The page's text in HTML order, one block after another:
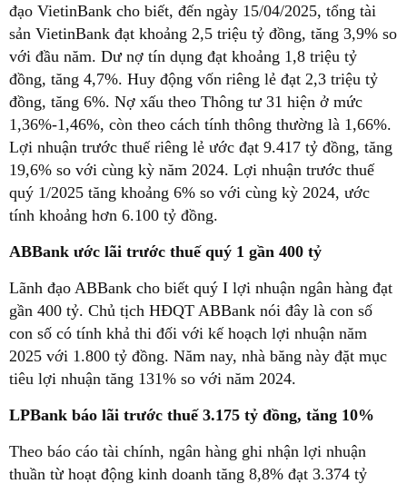
đạo VietinBank cho biết, đến ngày 15/04/2025, tổng tài
sản VietinBank đạt khoảng 2,5 triệu tỷ đồng, tăng 3,9% so
với đầu năm. Dư nợ tín dụng đạt khoảng 1,8 triệu tỷ
đồng, tăng 4,7%. Huy động vốn riêng lẻ đạt 2,3 triệu tỷ
đồng, tăng 6%. Nợ xấu theo Thông tư 31 hiện ở mức
1,36%-1,46%, còn theo cách tính thông thường là 1,66%.
Lợi nhuận trước thuế riêng lẻ ước đạt 9.417 tỷ đồng, tăng
19,6% so với cùng kỳ năm 2024. Lợi nhuận trước thuế
quý 1/2025 tăng khoảng 6% so với cùng kỳ 2024, ước
tính khoảng hơn 6.100 tỷ đồng.
ABBank ước lãi trước thuế quý 1 gần 400 tỷ
Lãnh đạo ABBank cho biết quý I lợi nhuận ngân hàng đạt
gần 400 tỷ. Chủ tịch HĐQT ABBank nói đây là con số
con số có tính khả thi đối với kế hoạch lợi nhuận năm
2025 với 1.800 tỷ đồng. Năm nay, nhà băng này đặt mục
tiêu lợi nhuận tăng 131% so với năm 2024.
LPBank báo lãi trước thuế 3.175 tỷ đồng, tăng 10%
Theo báo cáo tài chính, ngân hàng ghi nhận lợi nhuận
thuần từ hoạt động kinh doanh tăng 8,8% đạt 3.374 tỷ